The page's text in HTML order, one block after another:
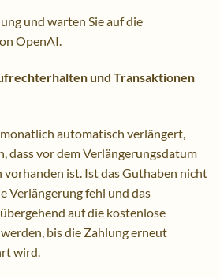
und warten Sie auf die
OpenAI.
und Transaktionen
automatisch verlängert,
dass vor dem Verlängerungsdatum
ist. Ist das Guthaben nicht
Verlängerung fehl und das
auf die kostenlose
bis die Zahlung erneut
wird.